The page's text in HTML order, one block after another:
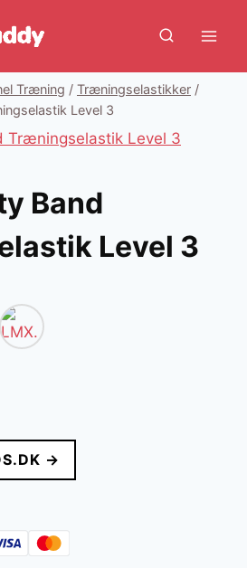
Træning / Træningselastikker /
Level 3
Band
Level 3
→